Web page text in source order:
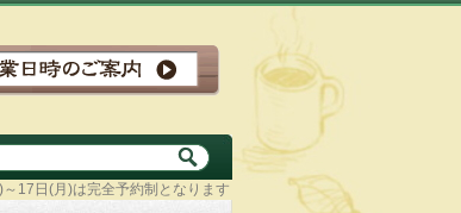
17日(月)は完全予約制となります